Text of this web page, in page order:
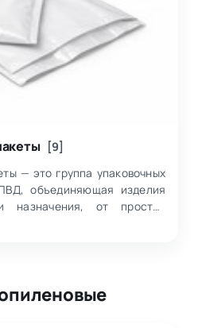
[9]
— это группа упаковочных
объединяющая изделия
назначения, от простых